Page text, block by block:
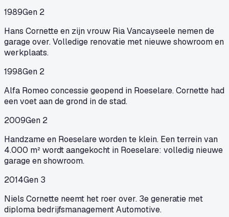
1989Gen 2
Hans Cornette en zijn vrouw Ria Vancayseele nemen de
garage over. Volledige renovatie met nieuwe showroom en
werkplaats.
1998Gen 2
Alfa Romeo concessie geopend in Roeselare. Cornette had
een voet aan de grond in de stad.
2009Gen 2
Handzame en Roeselare worden te klein. Een terrein van
4.000 m² wordt aangekocht in Roeselare: volledig nieuwe
garage en showroom.
2014Gen 3
Niels Cornette neemt het roer over. 3e generatie met
diploma bedrijfsmanagement Automotive.